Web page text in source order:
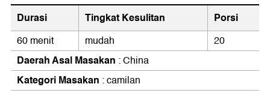
Durasi Tingkat Kesulitan Porsi
60 menit mudah 20
Daerah Asal Masakan : China
Kategori Masakan : camilan